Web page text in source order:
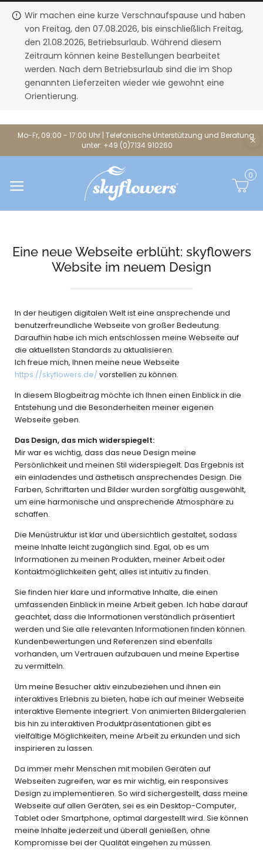
Wir machen eine kurze Verschnaufspause und haben
von Freitag, den 07.08.2026, bis einschließlich Freitag,
den 21.08.2026, Betriebsurlaub. Während diesem
Zeitraum können keine Bestellungen bearbeitet
werden. Nach dem Betriebsurlaub sind die im Shop
genannten Lieferzeiten wieder wie gewohnt eine
Orientierung.
Mo-Fr, 09:00 - 17:00 Uhr | Telefonische Unterstützung und Beratung
unter: +49 (0)7134 910260
0
Eine neue Webseite erblüht: skyflowers
Website im neuem Design
In der heutigen digitalen Welt ist eine ansprechende und
benutzerfreundliche Webseite von großer Bedeutung.
Daraufhin habe ich mich entschlossen meine Webseite auf
die aktuellsten Standards zu aktualisieren.
Ich freue mich, Ihnen meine neue Webseite
https://skyflowers.de/ vorstellen zu können.
In diesem Blogbeitrag möchte ich Ihnen einen Einblick in die
Entstehung und die Besonderheiten meiner eigenen
Webseite geben.
Das Design, das mich widerspiegelt:
Mir war es wichtig, dass das neue Design meine
Persönlichkeit und meinen Stil widerspiegelt. Das Ergebnis ist
ein einladendes und ästhetisch ansprechendes Design. Die
Farben, Schriftarten und Bilder wurden sorgfältig ausgewählt,
um eine harmonische und ansprechende Atmosphäre zu
schaffen.
Die Menüstruktur ist klar und übersichtlich gestaltet, sodass
meine Inhalte leicht zugänglich sind. Egal, ob es um
Informationen zu meinen Produkten, meiner Arbeit oder
Kontaktmöglichkeiten geht, alles ist intuitiv zu finden.
Sie finden hier klare und informative Inhalte, die einen
umfassenden Einblick in meine Arbeit geben. Ich habe darauf
geachtet, dass die Informationen verständlich präsentiert
werden und Sie alle relevanten Informationen finden können.
Kundenbewertungen und Referenzen sind ebenfalls
vorhanden, um Vertrauen aufzubauen und meine Expertise
zu vermitteln.
Um meine Besucher aktiv einzubeziehen und ihnen ein
interaktives Erlebnis zu bieten, habe ich auf meiner Webseite
interaktive Elemente integriert. Von animierten Bildergalerien
bis hin zu interaktiven Produktpräsentationen gibt es
vielfältige Möglichkeiten, meine Arbeit zu erkunden und sich
inspirieren zu lassen.
Da immer mehr Menschen mit mobilen Geräten auf
Webseiten zugreifen, war es mir wichtig, ein responsives
Design zu implementieren. So wird sichergestellt, dass meine
Webseite auf allen Geräten, sei es ein Desktop-Computer,
Tablet oder Smartphone, optimal dargestellt wird. Sie können
meine Inhalte jederzeit und überall genießen, ohne
Kompromisse bei der Qualität eingehen zu müssen.